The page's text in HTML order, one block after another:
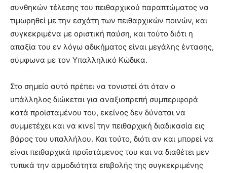
συνθηκών τέλεσης του πειθαρχικού παραπτώματος να
τιμωρηθεί με την εσχάτη των πειθαρχικών ποινών, και
συγκεκριμένα με οριστική παύση, και τούτο διότι η
απαξία του εν λόγω αδικήματος είναι μεγάλης έντασης,
σύμφωνα με τον Υπαλληλικό Κώδικα.
Στο σημείο αυτό πρέπει να τονιστεί ότι όταν ο
υπάλληλος διώκεται για αναξιοπρεπή συμπεριφορά
κατά προϊσταμένου του, εκείνος δεν δύναται να
συμμετέχει και να κινεί την πειθαρχική διαδικασία εις
βάρος του υπαλλήλου. Και τούτο, διότι αν και μπορεί να
είναι πειθαρχικά προϊστάμενος του και να διαθέτει μεν
τυπικά την αρμοδιότητα επιβολής της συγκεκριμένης